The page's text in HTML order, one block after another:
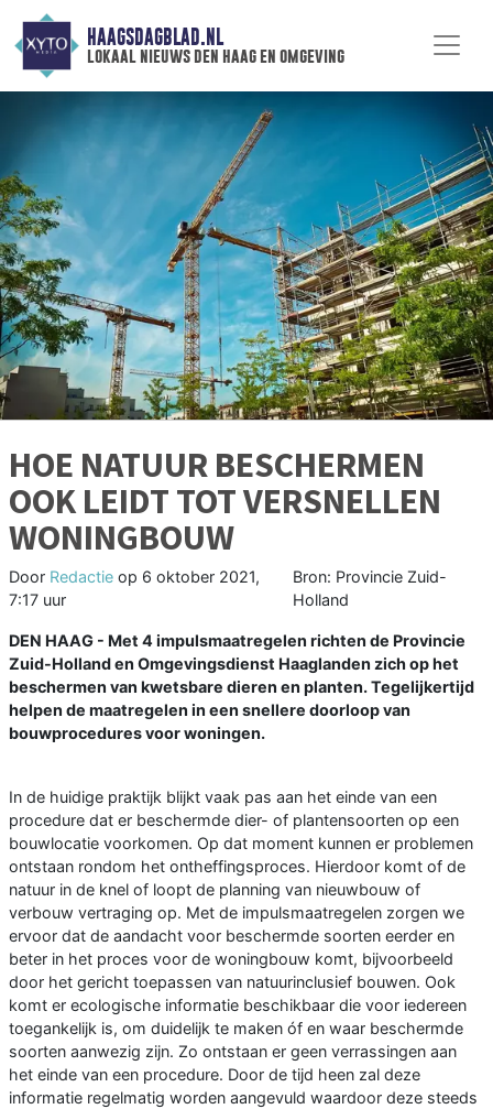
HAAGSDAGBLAD.NL
lokaal nieuws den haag en omgeving
HOE NATUUR BESCHERMEN
OOK LEIDT TOT VERSNELLEN
WONINGBOUW
Door Redactie op 6 oktober 2021,
7:17 uur
Bron: Provincie Zuid-
Holland
DEN HAAG - Met 4 impulsmaatregelen richten de Provincie
Zuid-Holland en Omgevingsdienst Haaglanden zich op het
beschermen van kwetsbare dieren en planten. Tegelijkertijd
helpen de maatregelen in een snellere doorloop van
bouwprocedures voor woningen.
In de huidige praktijk blijkt vaak pas aan het einde van een
procedure dat er beschermde dier- of plantensoorten op een
bouwlocatie voorkomen. Op dat moment kunnen er problemen
ontstaan rondom het ontheffingsproces. Hierdoor komt of de
natuur in de knel of loopt de planning van nieuwbouw of
verbouw vertraging op. Met de impulsmaatregelen zorgen we
ervoor dat de aandacht voor beschermde soorten eerder en
beter in het proces voor de woningbouw komt, bijvoorbeeld
door het gericht toepassen van natuurinclusief bouwen. Ook
komt er ecologische informatie beschikbaar die voor iedereen
toegankelijk is, om duidelijk te maken óf en waar beschermde
soorten aanwezig zijn. Zo ontstaan er geen verrassingen aan
het einde van een procedure. Door de tijd heen zal deze
informatie regelmatig worden aangevuld waardoor deze steeds